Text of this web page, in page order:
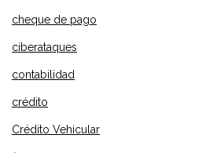
cheque de pago
ciberataques
contabilidad
crédito
Crédito Vehicular